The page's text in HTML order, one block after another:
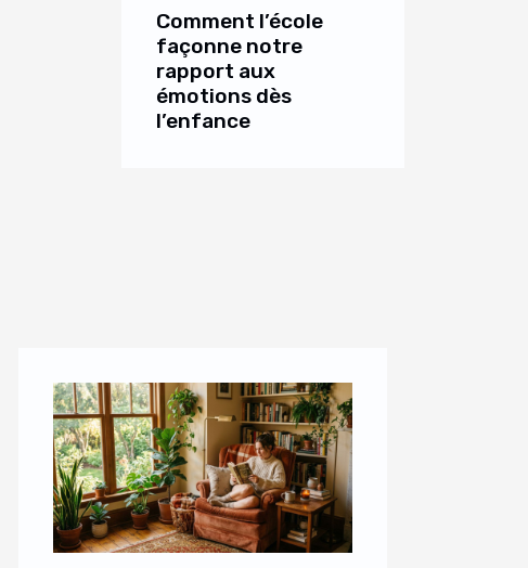
Comment l’école
façonne notre
rapport aux
émotions dès
l’enfance